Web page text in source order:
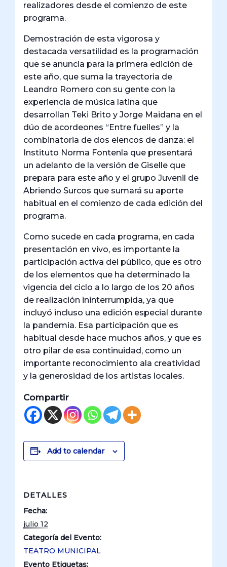
realizadores desde el comienzo de este
programa.
Demostración de esta vigorosa y
destacada versatilidad es la programación
que se anuncia para la primera edición de
este año, que suma la trayectoria de
Leandro Romero con su gente con la
experiencia de música latina que
desarrollan Teki Brito y Jorge Maidana en el
dúo de acordeones “Entre fuelles” y la
combinatoria de dos elencos de danza: el
Instituto Norma Fontenla que presentará
un adelanto de la versión de Giselle que
prepara para este año y el grupo Juvenil de
Abriendo Surcos que sumará su aporte
habitual en el comienzo de cada edición del
programa.
Como sucede en cada programa, en cada
presentación en vivo, es importante la
participación activa del público, que es otro
de los elementos que ha determinado la
vigencia del ciclo a lo largo de los 20 años
de realización ininterrumpida, ya que
incluyó incluso una edición especial durante
la pandemia. Esa participación que es
habitual desde hace muchos años, y que es
otro pilar de esa continuidad, como un
importante reconocimiento ala creatividad
y la generosidad de los artistas locales.
Compartir
Add to calendar
DETALLES
Fecha:
julio 12
Categoría del Evento:
TEATRO MUNICIPAL
Evento Etiquetas: